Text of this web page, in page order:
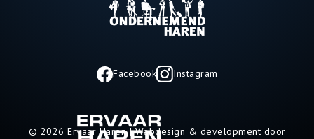
© 2026 Ervaar Haren | Webdesign & development door
Facebook Instagram